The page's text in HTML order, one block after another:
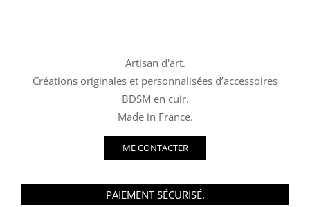
Artisan d'art.
Créations originales et personnalisées d’accessoires
BDSM en cuir.
Made in France.
ME CONTACTER
PAIEMENT SÉCURISÉ.